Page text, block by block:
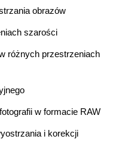
obrazów
szarości
różnych przestrzeniach
w formacie RAW
i korekcji